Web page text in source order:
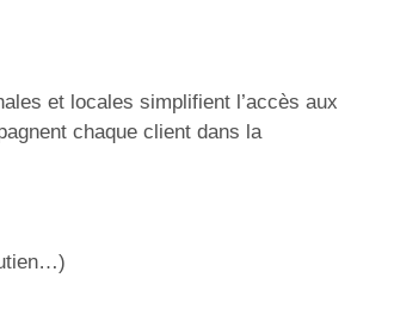
et locales simplifient l’accès aux
chaque client dans la